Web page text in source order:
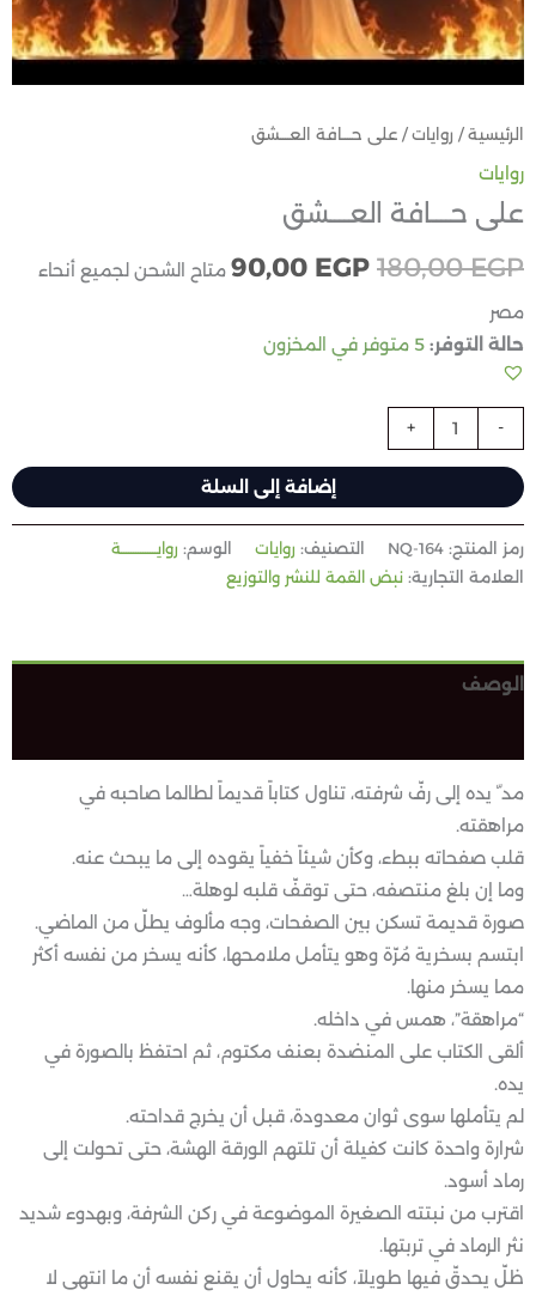
الرئيسية/ روايات/ على حــــافة العــــشق
روايات
على حــــافة العــــشق
180,00EGP
90,00 EGP
متاح الشحن لجميع أنحاء
مصر
حالة التوفر: 5 متوفر في المخزون
-
+
إضافة إلى السلة
رمز المنتج: NQ-164 التصنيف: روايات الوسم: روايـــــــــــــــة
العلامة التجارية: نبض القمة للنشر والتوزيع
الوصف
مد ّ يده إلى رفّ شرفته، تناول كتاباً قديماً لطالما صاحبه في
مراهقته.
قلب صفحاته ببطء، وكأن شيئاً خفياً يقوده إلى ما يبحث عنه.
وما إن بلغ منتصفه، حتى توقفّ قلبه لوهلة…
صورة قديمة تسكن بين الصفحات، وجه مألوف يطلّ من الماضي.
ابتسم بسخرية مُرّة وهو يتأمل ملامحها، كأنه يسخر من نفسه أكثر
مما يسخر منها.
“مراهقة”، همس في داخله.
ألقى الكتاب على المنضدة بعنف مكتوم، ثم احتفظ بالصورة في
يده.
لم يتأملها سوى ثوان معدودة، قبل أن يخرج قداحته.
شرارة واحدة كانت كفيلة أن تلتهم الورقة الهشة، حتى تحولت إلى
رماد أسود.
اقترب من نبتته الصغيرة الموضوعة في ركن الشرفة، وبهدوء شديد
نثر الرماد في تربتها.
ظلّ يحدقّ فيها طويلاً، كأنه يحاول أن يقنع نفسه أن ما انتهى لا